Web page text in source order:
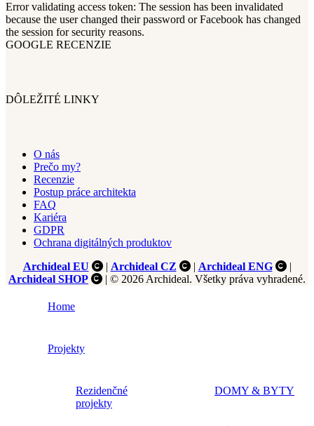
Error validating access token: The session has been invalidated
because the user changed their password or Facebook has changed
the session for security reasons.
GOOGLE RECENZIE
DÔLEŽITÉ LINKY
O nás
Prečo my?
Recenzie
Postup práce architekta
FAQ
Kariéra
GDPR
Ochrana digitálných produktov
Archideal EU
| Archideal CZ | Archideal ENG
|
Archideal SHOP
| © 2026 Archideal. Všetky práva vyhradené.
Home
Projekty
Rezidenčné
projekty
DOMY & BYTY